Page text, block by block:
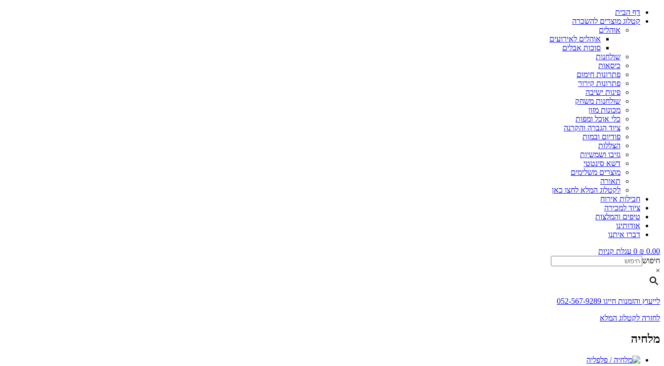
דף הבית
קטלוג מוצרים להשכרה
אוהלים
אוהלים לאירועים
סוכות אבלים
שולחנות
כיסאות
פתרונות חימום
פתרונות קירור
פינות ישיבה
שולחנות משחק
מכונות מזון
כלי אוכל ומפות
ציוד הגברה והקרנה
פודיום ובמות
הצללות
גזיבו ושמשיות
דשא סינטטי
מוצרים משלימים
תאורה
לקטלוג המלא לחצו כאן
חבילות אירוח
ציוד למכירה
טיפים והמלצות
אודותינו
דברו איתנו
₪ 0.00
0 עגלת קניות
חיפוש
×
לייעוץ והזמנות חייגו 052-567-9289
לחזרה לקטלוג המלא
מלחיה